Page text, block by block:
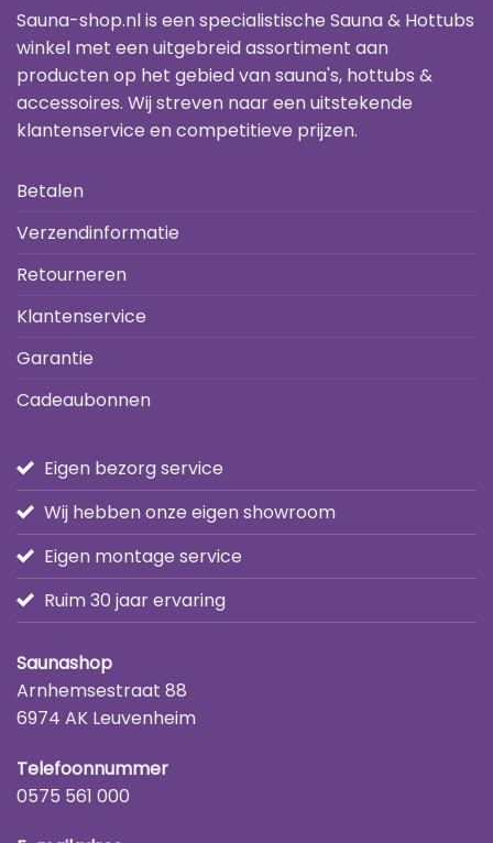
Sauna-shop.nl is een specialistische Sauna & Hottubs
winkel met een uitgebreid assortiment aan
producten op het gebied van sauna's, hottubs &
accessoires. Wij streven naar een uitstekende
klantenservice en competitieve prijzen.
Betalen
Verzendinformatie
Retourneren
Klantenservice
Garantie
Cadeaubonnen
Eigen bezorg service
Wij hebben onze eigen showroom
Eigen montage service
Ruim 30 jaar ervaring
Saunashop
Arnhemsestraat 88
6974 AK Leuvenheim
Telefoonnummer
0575 561 000